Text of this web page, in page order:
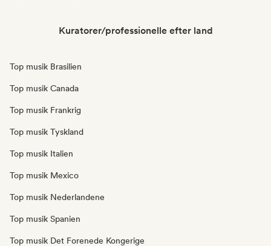
Kuratorer/professionelle efter land
Top musik Brasilien
Top musik Canada
Top musik Frankrig
Top musik Tyskland
Top musik Italien
Top musik Mexico
Top musik Nederlandene
Top musik Spanien
Top musik Det Forenede Kongerige